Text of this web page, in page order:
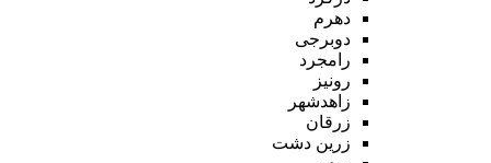
دهرم
دوبرجی
رامجرد
رونیز
زاهدشهر
زرقان
زرین دشت